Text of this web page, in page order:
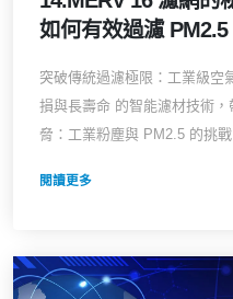
如何有效過濾
突破傳統過濾極限：工業級空
損與長壽命 的智能濾材技術
脅：工業粉塵與 PM2.5 的挑
閱讀更多